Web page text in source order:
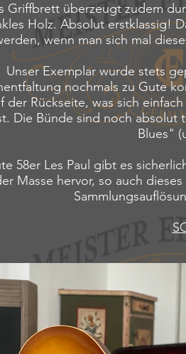
Griffbrett überzeugt zudem
Holz. Absolut erstklassig!
wenn man sich mal
Unser Exemplar wurde stets
nochmals zu Gute
der Rückseite, was sich
Die Bünde sind noch
Blues"
58er Les Paul gibt es
Masse hervor, so auch